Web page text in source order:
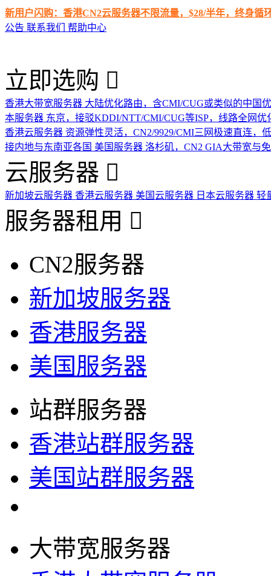
新用户闪购：香港CN2云服务器不限流量，$28/半年，终身循
公告 联系我们 帮助中心
立即选购
香港大带宽服务器 大陆优化路由，含CMI/CUG或类似的中国
本服务器 东京，接驳KDDI/NTT/CMI/CUG等ISP，线路全网优
香港云服务器 资源弹性灵活，CN2/9929/CMI三网极速直连，
接内地与东南亚各国 美国服务器 洛杉矶，CN2 GIA大带宽与
云服务器
新加坡云服务器 香港云服务器 美国云服务器 日本云服务器 轻
服务器租用
CN2服务器
新加坡服务器
香港服务器
美国服务器
站群服务器
香港站群服务器
美国站群服务器
大带宽服务器